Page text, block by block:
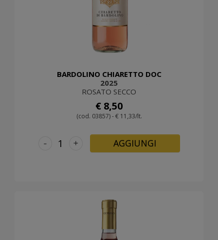
BARDOLINO CHIARETTO DOC
2025
ROSATO SECCO
€ 8,50
(cod. 03857) - € 11,33/lt.
+
- AGGIUNGI